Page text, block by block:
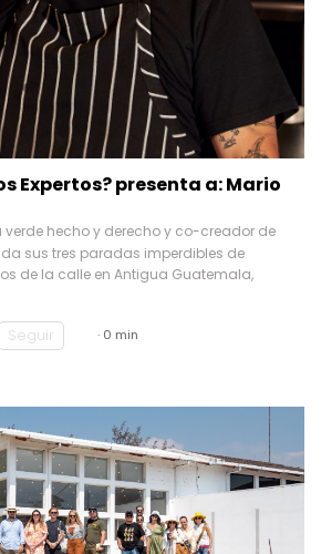
Expertos? presenta a: Mario
verde hecho y derecho y co-creador de
sus tres paradas imperdibles de
de la calle en Antigua Guatemala,
Seguir · 0 min